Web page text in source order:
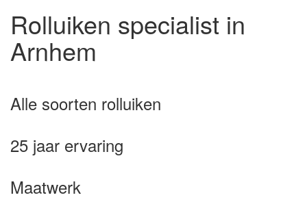
Rolluiken specialist in
Arnhem
Alle soorten rolluiken
25 jaar ervaring
Maatwerk